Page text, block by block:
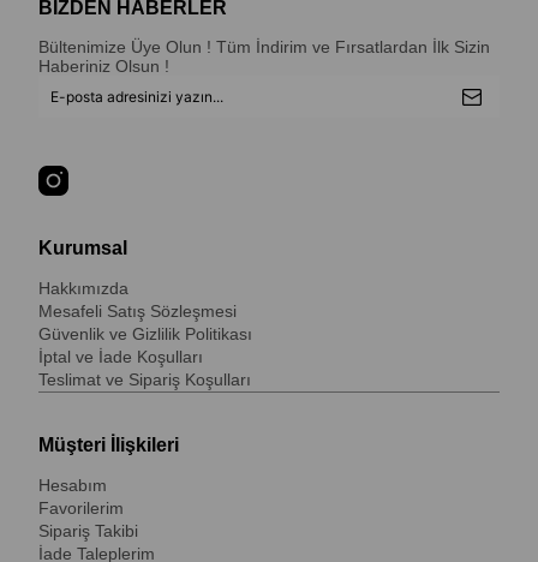
BİZDEN HABERLER
Bültenimize Üye Olun ! Tüm İndirim ve Fırsatlardan İlk Sizin
Haberiniz Olsun !
Kurumsal
Hakkımızda
Mesafeli Satış Sözleşmesi
Güvenlik ve Gizlilik Politikası
İptal ve İade Koşulları
Teslimat ve Sipariş Koşulları
Müşteri İlişkileri
Hesabım
Favorilerim
Sipariş Takibi
İade Taleplerim